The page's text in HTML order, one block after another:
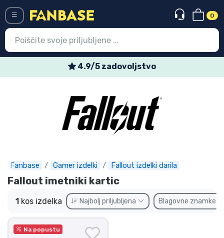
0
4.9/5 zadovoljstvo
Fanbase Gamer izdelki Fallout izdelki darila
Fallout imetniki kartic
1 kos izdelka Najbolj priljubljena Blagovne znamke
Na popustu
Najnovejsi izdelki
Ekspresna dostava
Prednaročila
Outlet izdelki
Dostava in plačilo